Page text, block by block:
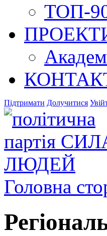
ТОП-90
Підтримати Долучитися
Головна